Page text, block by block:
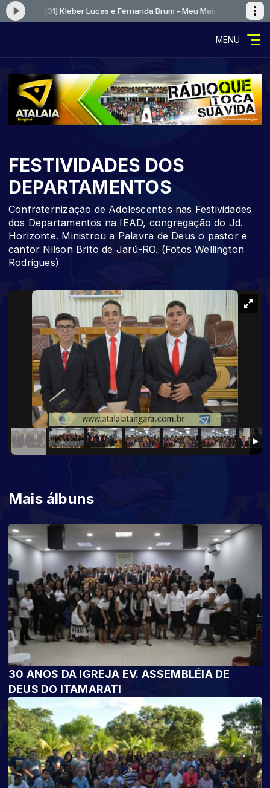
agora: [01] Kleber Lucas e Fernanda Brum - Meu Maior Prazer
MENU
FESTIVIDADES DOS
DEPARTAMENTOS
Confraternização de Adolescentes nas Festividades
dos Departamentos na IEAD, congregação do Jd.
Horizonte. Ministrou a Palavra de Deus o pastor e
cantor Nilson Brito de Jarú-RO. (Fotos Wellington
Rodrigues)
Mais álbuns
30 ANOS DA IGREJA EV. ASSEMBLÉIA DE
DEUS DO ITAMARATI